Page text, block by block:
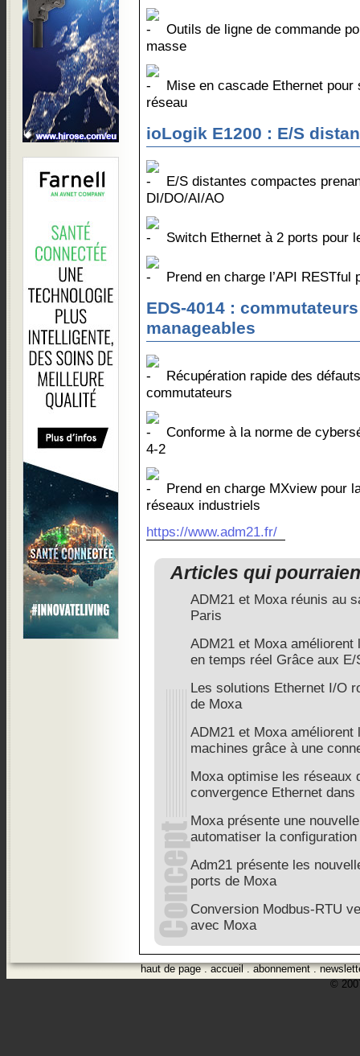
Outils de ligne de commande
masse
Mise en cascade Ethernet
réseau
ioLogik E1200 : E/S
E/S distantes compactes
DI/DO/AI/AO
Switch Ethernet à 2 ports pour
Prend en charge l’API
EDS-4014 :
manageables
Récupération rapide des
commutateurs
Conforme à la norme de
4-2
Prend en charge MXview pour
réseaux industriels
https://www.adm21.fr/
Articles qui
ADM21 et Moxa réunis au
Paris
ADM21 et Moxa
en temps réel Grâce aux
Les solutions Ethernet I/O
de Moxa
ADM21 et Moxa
machines grâce à une
Moxa optimise les réseaux
convergence Ethernet
Moxa présente une
automatiser la
Adm21 présente les
ports de Moxa
Conversion Modbus-RTU
avec Moxa
haut de page.accueil.abonnement.
©